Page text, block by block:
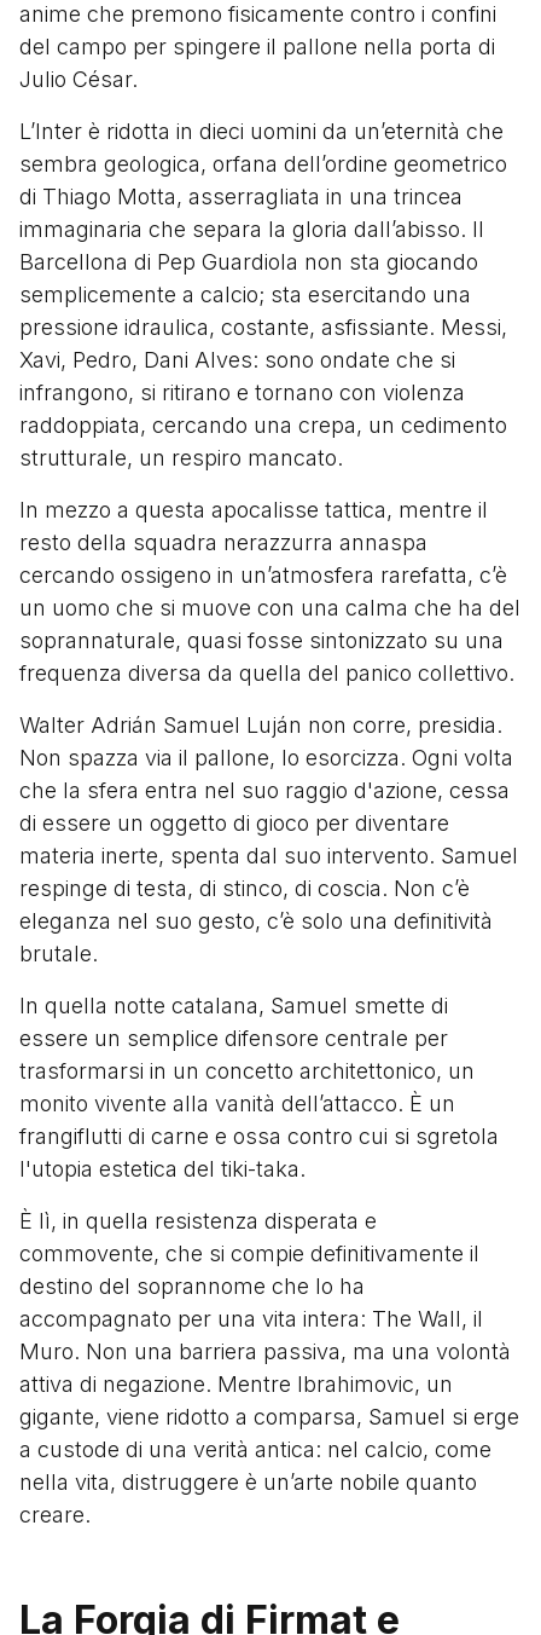
anime che premono fisicamente contro i confini
del campo per spingere il pallone nella porta di
Julio César.
L’Inter è ridotta in dieci uomini da un’eternità che
sembra geologica, orfana dell’ordine geometrico
di Thiago Motta, asserragliata in una trincea
immaginaria che separa la gloria dall’abisso. Il
Barcellona di Pep Guardiola non sta giocando
semplicemente a calcio; sta esercitando una
pressione idraulica, costante, asfissiante. Messi,
Xavi, Pedro, Dani Alves: sono ondate che si
infrangono, si ritirano e tornano con violenza
raddoppiata, cercando una crepa, un cedimento
strutturale, un respiro mancato.
In mezzo a questa apocalisse tattica, mentre il
resto della squadra nerazzurra annaspa
cercando ossigeno in un’atmosfera rarefatta, c’è
un uomo che si muove con una calma che ha del
soprannaturale, quasi fosse sintonizzato su una
frequenza diversa da quella del panico collettivo.
Walter Adrián Samuel Luján non corre, presidia.
Non spazza via il pallone, lo esorcizza. Ogni volta
che la sfera entra nel suo raggio d'azione, cessa
di essere un oggetto di gioco per diventare
materia inerte, spenta dal suo intervento. Samuel
respinge di testa, di stinco, di coscia. Non c’è
eleganza nel suo gesto, c’è solo una definitività
brutale.
In quella notte catalana, Samuel smette di
essere un semplice difensore centrale per
trasformarsi in un concetto architettonico, un
monito vivente alla vanità dell’attacco. È un
frangiflutti di carne e ossa contro cui si sgretola
l'utopia estetica del tiki-taka.
È lì, in quella resistenza disperata e
commovente, che si compie definitivamente il
destino del soprannome che lo ha
accompagnato per una vita intera: The Wall, il
Muro. Non una barriera passiva, ma una volontà
attiva di negazione. Mentre Ibrahimovic, un
gigante, viene ridotto a comparsa, Samuel si erge
a custode di una verità antica: nel calcio, come
nella vita, distruggere è un’arte nobile quanto
creare.
La Forgia di Firmat e